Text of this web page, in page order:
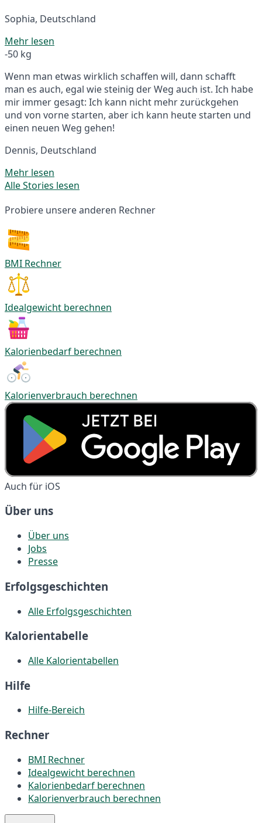
Sophia, Deutschland
Mehr lesen
-50 kg
Wenn man etwas wirklich schaffen will, dann schafft
man es auch, egal wie steinig der Weg auch ist. Ich habe
mir immer gesagt: Ich kann nicht mehr zurückgehen
und von vorne starten, aber ich kann heute starten und
einen neuen Weg gehen!
Dennis, Deutschland
Mehr lesen
Alle Stories lesen
Probiere unsere anderen Rechner
BMI Rechner
Idealgewicht berechnen
Kalorienbedarf berechnen
Kalorienverbrauch berechnen
Auch für iOS
Über uns
Über uns
Jobs
Presse
Erfolgsgeschichten
Alle Erfolgsgeschichten
Kalorientabelle
Alle Kalorientabellen
Hilfe
Hilfe-Bereich
Rechner
BMI Rechner
Idealgewicht berechnen
Kalorienbedarf berechnen
Kalorienverbrauch berechnen